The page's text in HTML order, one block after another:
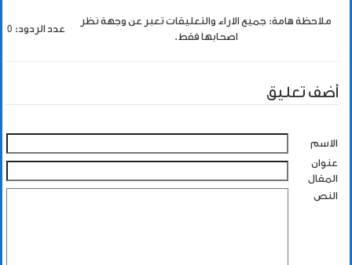
ملاحظة هامة: جميع الاراء والتعليقات تعبر عن وجهة نظر
اصحابها فقط.
عدد الردود: 0
أضف تعليق
الاسم
عنوان
المقال
النص